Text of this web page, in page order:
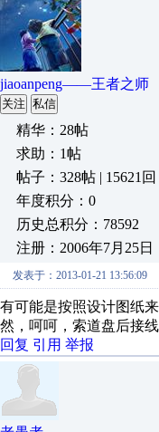
jiaoanpeng——王者之师
关注 私信
精华：28帖
求助：1帖
帖子：328帖 | 15621回
年度积分：0
历史总积分：78592
注册：2006年7月25日
发表于：2013-01-21 13:56:09
有可能是按照设计图纸
然，呵呵，索道盘后接
回复 引用 举报